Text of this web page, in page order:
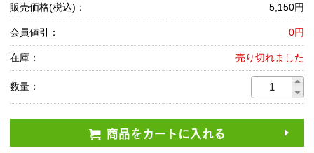
販売価格(税込)： 5,150円
会員値引： 0円
在庫： 売り切れました
数量：
商品をカートに入れる